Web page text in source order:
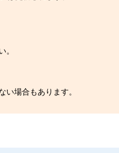
。
い場合もあります。